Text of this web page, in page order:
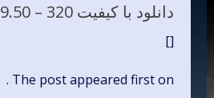
دانلود با کیفیت 320 – 9.50 مگابایت
[]
The post appeared first on .